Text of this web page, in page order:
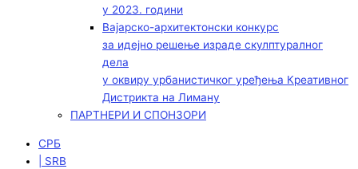
у 2023. години
Вајарско-архитектонски конкурс
за идејно решење израде скулптуралног
дела
у оквиру урбанистичког уређења Креативног
Дистрикта на Лиману
ПАРТНЕРИ И СПОНЗОРИ
СРБ
| SRB